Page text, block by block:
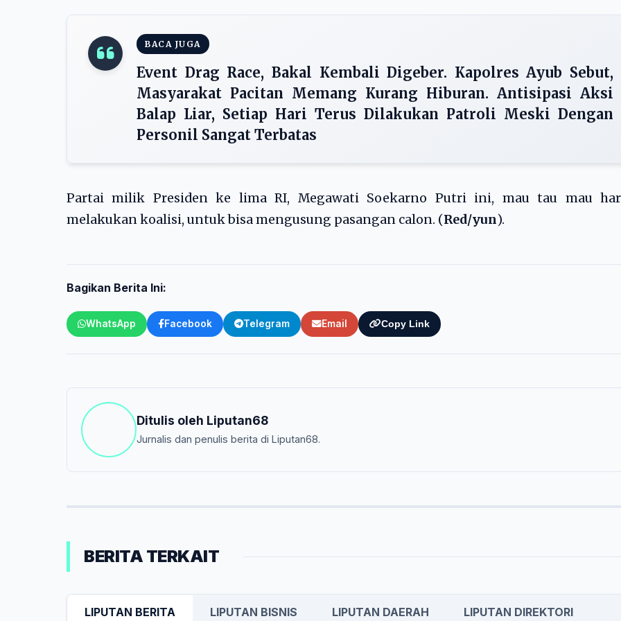
BACA JUGA
Event Drag Race, Bakal Kembali Digeber. Kapolres Ayub Sebut,
Masyarakat Pacitan Memang Kurang Hiburan. Antisipasi Aksi
Balap Liar, Setiap Hari Terus Dilakukan Patroli Meski Dengan
Personil Sangat Terbatas
Partai milik Presiden ke lima RI, Megawati Soekarno Putri ini, mau tau mau
melakukan koalisi, untuk bisa mengusung pasangan calon. (Red/yun).
Bagikan Berita Ini:
WhatsApp Facebook Telegram Email Copy Link
Ditulis oleh Liputan68
Jurnalis dan penulis berita di Liputan68.
BERITA TERKAIT
LIPUTAN BERITA LIPUTAN BISNIS LIPUTAN DAERAH LIPUTAN DIREKTORI